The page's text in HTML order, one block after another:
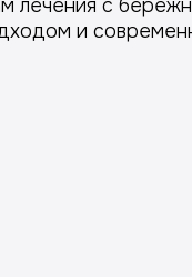
лечения с
и